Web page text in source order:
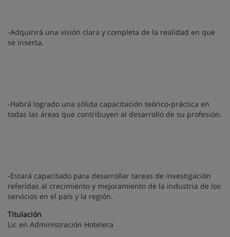
-Adquirirá una visión clara y completa de la realidad en que
se inserta.
-Habrá logrado una sólida capacitación teórico-práctica en
todas las áreas que contribuyen al desarrollo de su profesión.
-Estará capacitado para desarrollar tareas de investigación
referidas al crecimiento y mejoramiento de la industria de los
servicios en el país y la región.
Titulación
Lic en Administración Hotelera